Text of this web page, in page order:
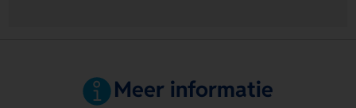
Meer informatie